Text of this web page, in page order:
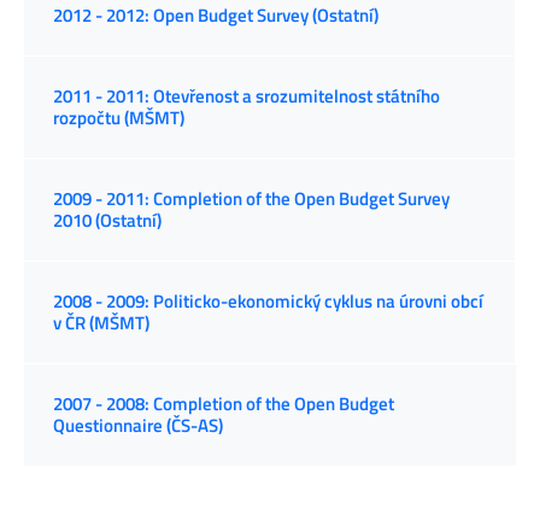
2012 - 2012: Open Budget Survey (Ostatní)
2011 - 2011: Otevřenost a srozumitelnost státního
rozpočtu (MŠMT)
2009 - 2011: Completion of the Open Budget Survey
2010 (Ostatní)
2008 - 2009: Politicko-ekonomický cyklus na úrovni obcí
v ČR (MŠMT)
2007 - 2008: Completion of the Open Budget
Questionnaire (ČS-AS)